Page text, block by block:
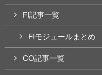
FI記事一覧
FIモジュールまとめ
CO記事一覧